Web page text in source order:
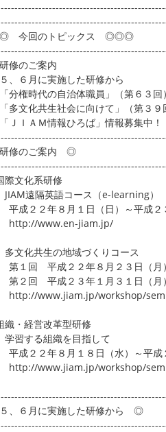
今回のトピックス ◎◎◎
修のご案内
、６月に実施した研修から
分権時代の自治体職員」（第６３回
多文化共生社会に向けて」（第３９
ＪＩＡＭ情報ひろば」情報募集中！
修のご案内 ◎
文化系研修
遠隔英語コース（e-learning）
２２年８月１日（日）～平成２
www.en-jiam.jp/
文化共生の地域づくりコース
回 平成２２年８月２３日（月）
回 平成２３年１月３１日（月）
www.jiam.jp/workshop/
・経営改革型研修
習する組織を目指して
２２年８月１８日（水）～平成２
www.jiam.jp/workshop/
６月に実施した研修から ◎